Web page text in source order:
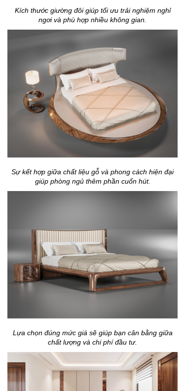
Kích thước giường đôi giúp tối ưu trải nghiệm nghỉ
ngơi và phù hợp nhiều không gian.
Sự kết hợp giữa chất liệu gỗ và phong cách hiện đại
giúp phòng ngủ thêm phần cuốn hút.
Lựa chọn đúng mức giá sẽ giúp bạn cân bằng giữa
chất lượng và chi phí đầu tư.